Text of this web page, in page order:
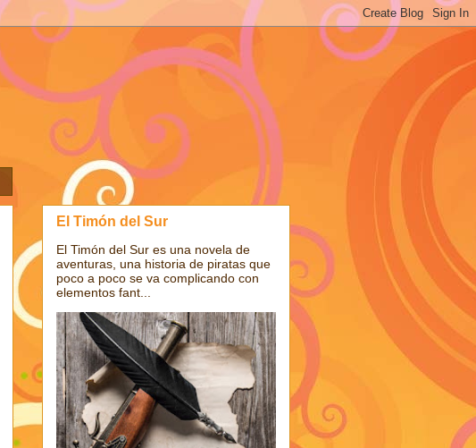
El Timón del Sur
El Timón del Sur es una novela de
aventuras, una historia de piratas que
poco a poco se va complicando con
elementos fant...